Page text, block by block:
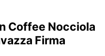
Coffee Nocciola
Firma